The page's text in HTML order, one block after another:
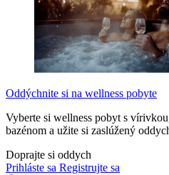
Oddýchnite si na wellness pobyte
Vyberte si wellness pobyt s
bazénom a užite si zaslúžený
Doprajte si oddych
Prihláste sa Registrujte sa